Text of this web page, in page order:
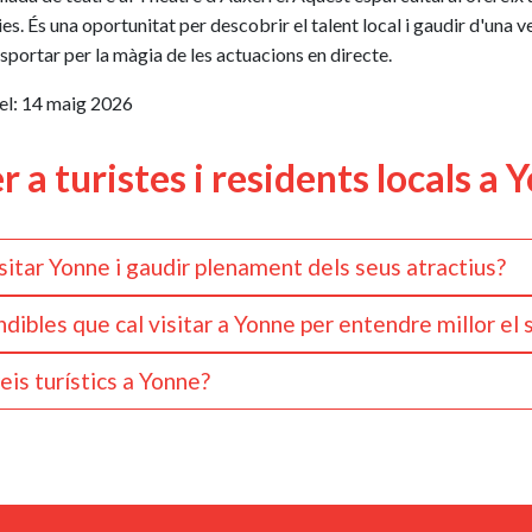
És una oportunitat per descobrir el talent local i gaudir d'una
per la màgia de les actuacions en directe.
14 maig 2026
a turistes i residents locals a
Yonne i gaudir plenament dels seus atractius?
durant tot l'any, però certes èpoques ofereixen experiències
verds, les activitats a l'aire lliure i les festes locals. La tardor és
ambient més tranquil i activitats d'interior com ara visites a
que cal visitar a Yonne per entendre millor el
fascinants que donen testimoni del seu ric passat. Entre les
la basílica de Sainte-Marie-Madeleine a Vézelay,
turístics a Yonne?
visitants.